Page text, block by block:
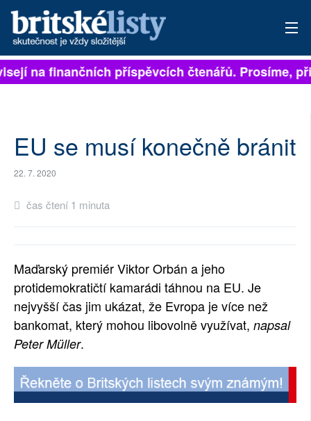
PŘIHLÁSIT
ARCHIV
ROZHOVORY
TÉMATA
AUTOŘI
PŘÍSPĚVKY NA PROVOZ
SOCIÁLNÍ SÍTĚ
PLNÁ VERZE STRÁNEK
na finančních příspěvcích čtenářů. Prosíme,
EU se musí konečně bránit
22. 7. 2020
čas čtení 1 minuta
Maďarský premiér Viktor Orbán a jeho
protidemokratičtí kamarádi táhnou na EU. Je
nejvyšší čas jim ukázat, že Evropa je více než
bankomat, který mohou libovolně využívat, napsal
Peter Müller.